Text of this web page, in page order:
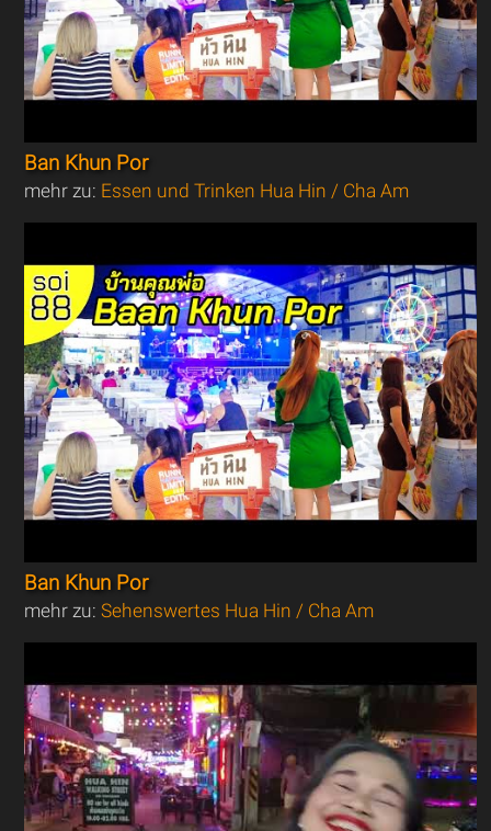
Ban Khun Por
mehr zu: Essen und Trinken Hua Hin / Cha Am
Ban Khun Por
mehr zu:Sehenswertes Hua Hin / Cha Am